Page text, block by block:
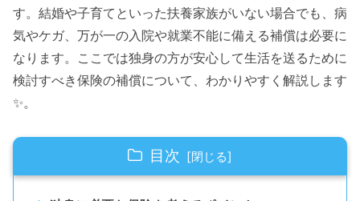
す。結婚や子育てといった扶養家族がいない場合でも、病
気やケガ、万が一の入院や就業不能に備える補償は必要に
なります。ここでは独身の方が安心して生活を送るために
検討すべき保険の補償について、わかりやすく解説します
✨。
目次